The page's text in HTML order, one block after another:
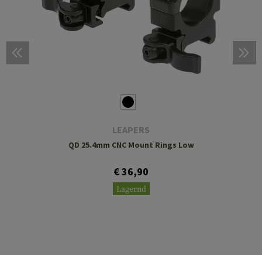
LEAPERS
QD 25.4mm CNC Mount Rings Low
€ 36,90
Lagernd